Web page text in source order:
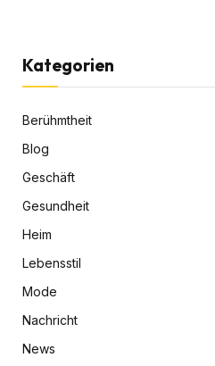
Kategorien
Berühmtheit
Blog
Geschäft
Gesundheit
Heim
Lebensstil
Mode
Nachricht
News